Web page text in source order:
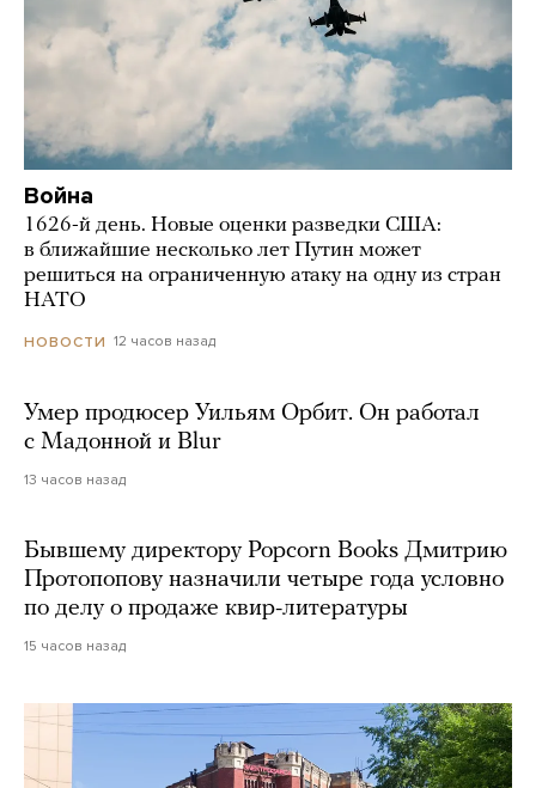
Война
1626-й день. Новые оценки разведки США:
в ближайшие несколько лет Путин может
решиться на ограниченную атаку на одну из стран
НАТО
НОВОСТИ 12 часов назад
Умер продюсер Уильям Орбит. Он работал
с Мадонной и Blur
13 часов назад
Бывшему директору Popcorn Books Дмитрию
Протопопову назначили четыре года условно
по делу о продаже квир-литературы
15 часов назад